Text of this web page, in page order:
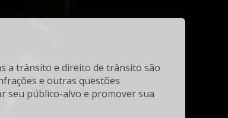
a trânsito e direito de trânsito são
e outras questões
seu público-alvo e promover sua